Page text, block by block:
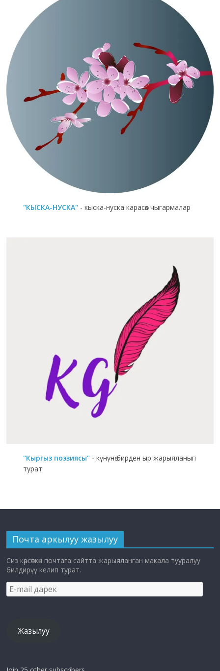
"КЫСКА-НУСКА" - кыска-нуска карасөз чыгармалар
"Кыргыз поэзиясы" - күнүнө бирден ыр жарыяланып
турат
Почта аркылуу жазылуу
Сиз көрсөткөн почтага сайтта жарыяланган макала тууралуу
билдирүү келип турат.
E-
mail
Жазылуу